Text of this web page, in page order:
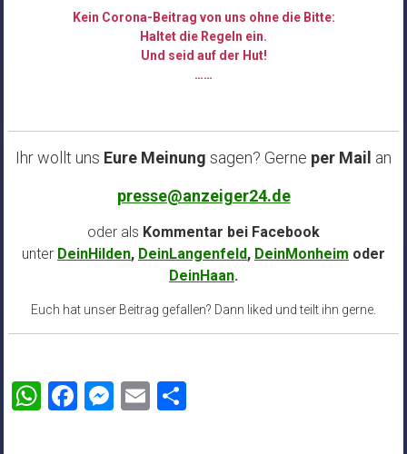
Kein Corona-Beitrag von uns ohne die Bitte:
Haltet die Regeln ein.
Und seid auf der Hut!
……
Ihr wollt uns Eure Meinung sagen? Gerne per Mail an
presse@anzeiger24.de
oder als Kommentar bei Facebook
unter DeinHilden, DeinLangenfeld, DeinMonheim oder
DeinHaan.
Euch hat unser Beitrag gefallen? Dann liked und teilt ihn gerne.
WhatsApp
Facebook
Messenger
EmailTeilen